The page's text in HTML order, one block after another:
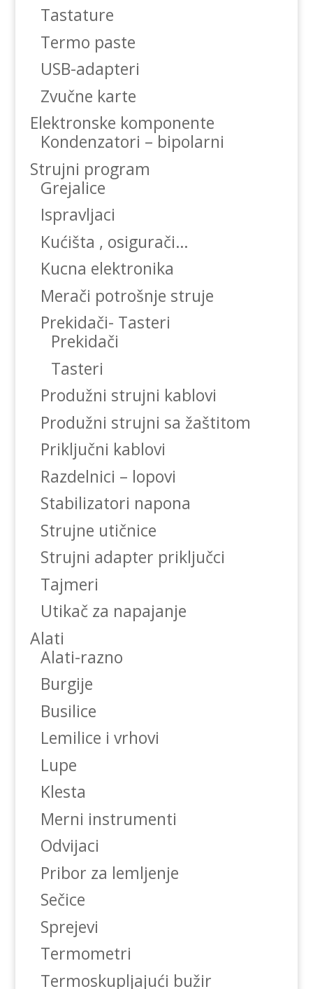
Tastature
Termo paste
USB-adapteri
Zvučne karte
Elektronske komponente
Kondenzatori – bipolarni
Strujni program
Grejalice
Ispravljaci
Kućišta , osigurači…
Kucna elektronika
Merači potrošnje struje
Prekidači- Tasteri
Prekidači
Tasteri
Produžni strujni kablovi
Produžni strujni sa žaštitom
Priključni kablovi
Razdelnici – lopovi
Stabilizatori napona
Strujne utičnice
Strujni adapter priključci
Tajmeri
Utikač za napajanje
Alati
Alati-razno
Burgije
Busilice
Lemilice i vrhovi
Lupe
Klesta
Merni instrumenti
Odvijaci
Pribor za lemljenje
Sečice
Sprejevi
Termometri
Termoskupljajući bužir